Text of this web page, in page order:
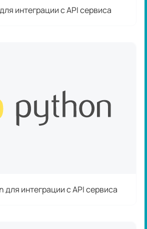
интеграции с API сервиса
для интеграции с API сервиса